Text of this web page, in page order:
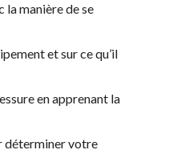
la manière de se
et sur ce qu’il
en apprenant la
déterminer votre